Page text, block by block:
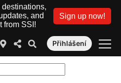
and
from SSI!
Sign up now!
Přihlášení